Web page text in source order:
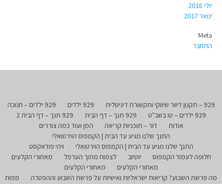
יולי 2018
ינואר 2017
Meta
התחבר
929 – תקנון דיוור שיווקי ותקשורת דיגיטלית 929 ילדים
929 ילדים – חנוכה
929 ילדים – טו בשב"ט
929 תנך – דף הבית
929 תנך – דף הבית 2
אודות
דור – תוכניות קריאה
המן ועוד כמה צוררים
התנך שלנו מגיע עד הבית | הקמפוס הוירטואלי
התנך שלנו מגיע עד הבית | הקמפוס הוירטואלי
ויהי פודאקסט
חלופה לעמוד הקמפוס
יוטיוב לצמוח מתוך הערפל
מאחורי הקלעים
מאחורי הקלעים
מאחורי הקלעים
מה פרשת השבוע? קריאות ישראליות ואישיות על פרשת השבוע וההפטרה
מפות